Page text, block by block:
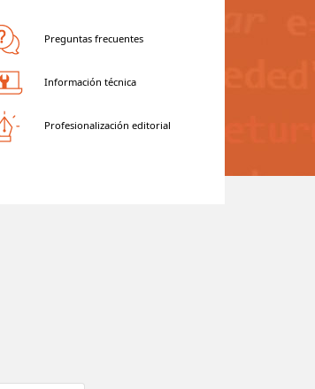
Preguntas frecuentes
Información técnica
Profesionalización editorial